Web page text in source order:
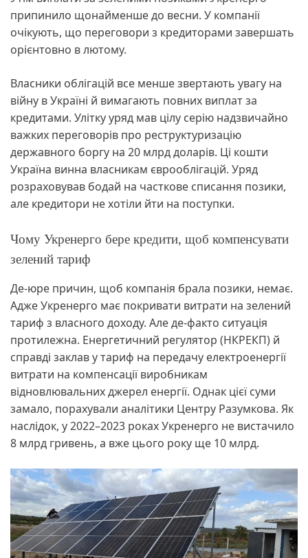
припинило щонайменше до весни. У компанії
очікують, що переговори з кредиторами завершать
орієнтовно в лютому.
Власники облігацій все менше звертають увагу на
війну в Україні й вимагають повних виплат за
кредитами. Улітку уряд мав цілу серію надзвичайно
важких переговорів про реструктуризацію
державного боргу на 20 млрд доларів. Ці кошти
Україна винна власникам єврооблігацій. Уряд
розраховував бодай на часткове списання позики,
але кредитори не хотіли йти на поступки.
Чому Укренерго бере кредити, щоб компенсувати
зелений тариф
Де-юре причин, щоб компанія брала позики, немає.
Адже Укренерго має покривати витрати на зелений
тариф з власного доходу. Але де-факто ситуація
протилежна. Енергетичний регулятор (НКРЕКП) й
справді заклав у тариф на передачу електроенергії
витрати на компенсації виробникам
відновлювальних джерел енергії. Однак цієї суми
замало, порахували аналітики Центру Разумкова. Як
наслідок, у 2022–2023 роках Укренерго не вистачило
8 млрд гривень, а вже цього року ще 10 млрд.